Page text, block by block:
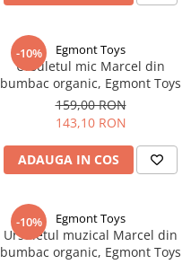
-10% Egmont Toys
Ursuletul mic Marcel din
bumbac organic, Egmont Toys
159,00 RON
143,10 RON
ADAUGA IN COS
-10% Egmont Toys
Ursuletul muzical Marcel din
bumbac organic, Egmont Toys